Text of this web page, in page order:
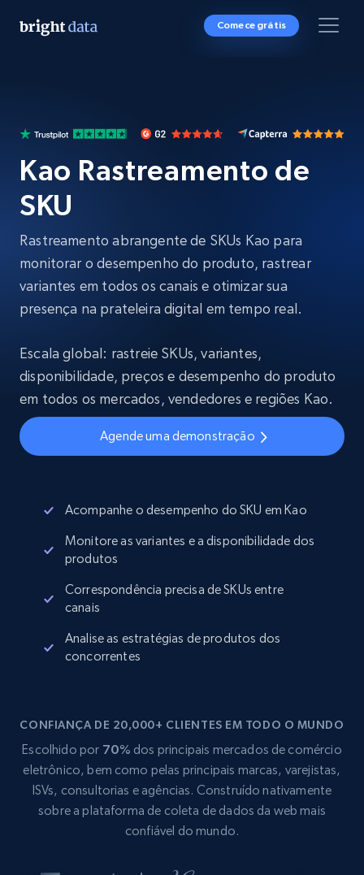
Comece grátis
Kao Rastreamento de
SKU
Rastreamento abrangente de SKUs Kao para
monitorar o desempenho do produto, rastrear
variantes em todos os canais e otimizar sua
presença na prateleira digital em tempo real.
Escala global: rastreie SKUs, variantes,
disponibilidade, preços e desempenho do produto
em todos os mercados, vendedores e regiões Kao.
Agende uma demonstração
Acompanhe o desempenho do SKU em Kao
Monitore as variantes e a disponibilidade dos
produtos
Correspondência precisa de SKUs entre
canais
Analise as estratégias de produtos dos
concorrentes
CONFIANÇA DE 20,000+ CLIENTES EM TODO O MUNDO
Escolhido por 70% dos principais mercados de comércio
eletrônico, bem como pelas principais marcas, varejistas,
ISVs, consultorias e agências. Construído nativamente
sobre a plataforma de coleta de dados da web mais
confiável do mundo.